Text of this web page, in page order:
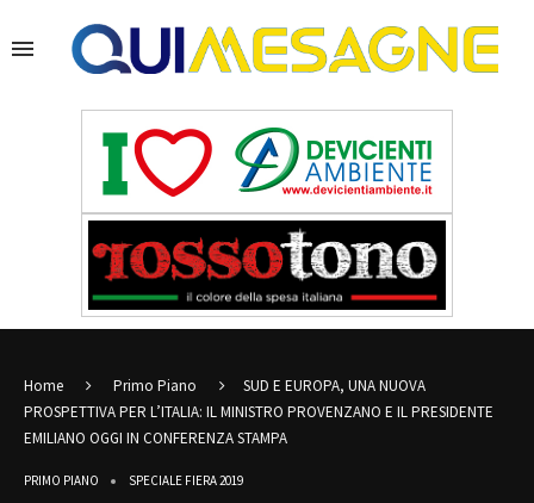
Home Primo Piano
SUD E EUROPA, UNA NUOVA
PROSPETTIVA PER L’ITALIA: IL MINISTRO PROVENZANO E IL PRESIDENTE
EMILIANO OGGI IN CONFERENZA STAMPA
PRIMO PIANO SPECIALE FIERA 2019